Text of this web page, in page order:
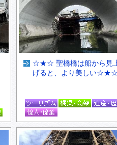
☆★☆ 聖橋橋は船から見
げると、より美しい